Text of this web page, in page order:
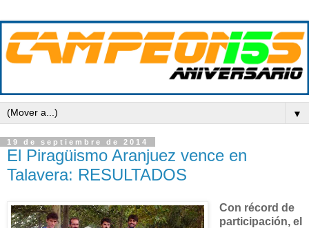
▼
19 de septiembre de 2014
El Piragüismo Aranjuez vence en
Talavera: RESULTADOS
Con récord de
participación, el